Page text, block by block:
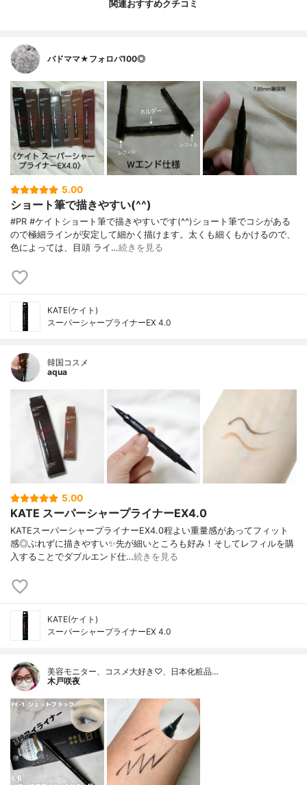
関連おすすめクチコミ
バドママ★フォロバ100◎
5.00
ショート筆で描きやすい(^^)
#PR #ケイトショート筆で描きやすいです(^^)ショート筆でコシがある
ので極細ラインが安定して細かく描けます。太くも細くもかけるので、
色によっては、目頭 ライ…続きを見る
KATE(ケイト)
スーパーシャープライナーEX 4.0
韓国コスメ
aqua
5.00
KATE スーパーシャープライナーEX4.0
KATEスーパーシャープライナーEX4.0程よい重量感があってフィット
感◎ぶれずに描きやすい✨先が細いところも好み！そしてレフィルを購
入することでダブルエンド仕…続きを見る
KATE(ケイト)
スーパーシャープライナーEX 4.0
美容モニター、コスメ大好き♡、日本化粧品…
木戸咲夜